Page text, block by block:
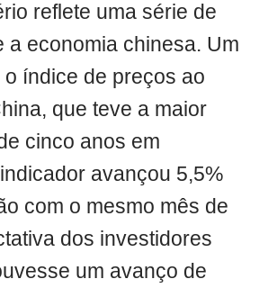
reflete uma série de
a economia chinesa. Um
índice de preços ao
que teve a maior
cinco anos em
avançou 5,5%
com o mesmo mês de
dos investidores
um avanço de